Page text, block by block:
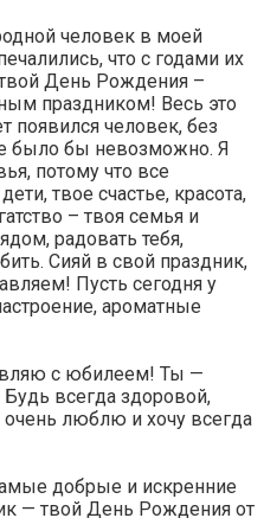
человек в моей
что с годами их
День Рождения –
праздником! Весь это
появился человек, без
было бы невозможно. Я
потому что все
твое счастье, красота,
– твоя семья и
радовать тебя,
Сияй в свой праздник,
Пусть сегодня у
ароматные
с юбилеем! Ты —
всегда здоровой,
очень люблю и хочу всегда
добрые и искренние
— твой День Рождения от